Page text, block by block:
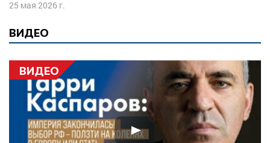
25 мая 2026 г.
ВИДЕО
ВИДЕО